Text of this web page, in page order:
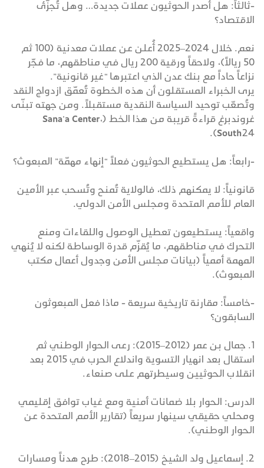
-ثالثاً: هل أصدر الحوثيون عملات جديدة… وهل تُجزّئ
الاقتصاد؟
نعم. خلال 2024–2025 أُعلن عن عملات معدنية (100 ثم
50 ريالاً)، ولاحقاً ورقية 200 ريال في مناطقهم، ما فجّر
نزاعاً حاداً مع بنك عدن الذي اعتبرها “غير قانونية”.
يرى الخبراء المستقلون أن هذه الخطوة تُعمّق ازدواج النقد
وتُصعّب توحيد السياسة النقدية مستقبلاً. ومن جهته تبنّى
غروندبرغ قراءةً قريبة من هذا الخط (Sana’a Center،
South24).
-رابعاً: هل يستطيع الحوثيون فعلاً “إنهاء مهمّة” المبعوث؟
قانونياً: لا يمكنهم ذلك، فالولاية تُمنح وتُسحب عبر الأمين
العام للأمم المتحدة ومجلس الأمن الدولي.
واقعياً: يستطيعون تعطيل الوصول واللقاءات ومنع
التحرك في مناطقهم، ما يُقزّم قدرة الوساطة لكنه لا يُنهي
المهمة أممياً (بيانات مجلس الأمن وجدول أعمال مكتب
المبعوث).
-خامساً: مقارنة تاريخية سريعة - ماذا فعل المبعوثون
السابقون؟
1. جمال بن عمر (2012–2015): رعى الحوار الوطني ثم
استقال بعد انهيار التسوية واندلاع الحرب في 2015 بعد
انقلاب الحوثيين وسيطرتهم على صنعاء.
الدرس: الحوار بلا ضمانات أمنية ومع غياب توافق إقليمي
ومحلي حقيقي سينهار سريعاً (تقارير الأمم المتحدة عن
الحوار الوطني).
2. إسماعيل ولد الشيخ (2015–2018): طرح هدناً ومسارات